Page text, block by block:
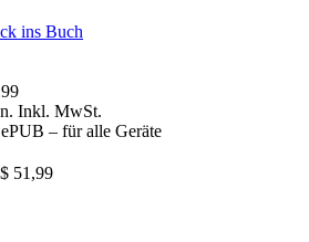
ins Buch
Inkl. MwSt.
– für alle Geräte
51,99